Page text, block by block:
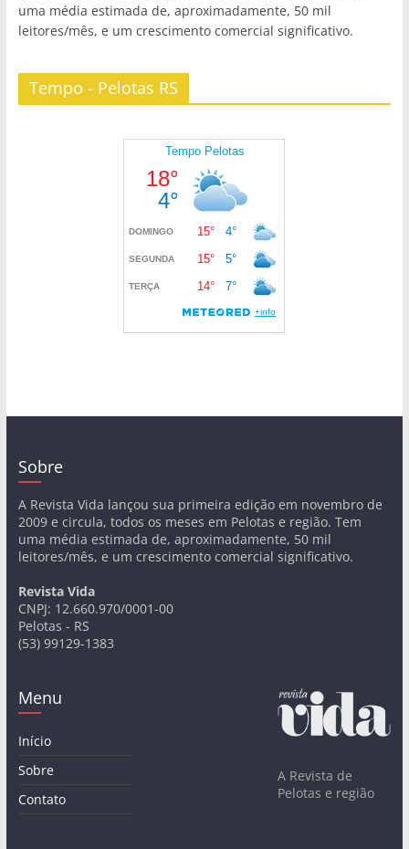
uma média estimada de, aproximadamente, 50 mil
leitores/mês, e um crescimento comercial significativo.
Tempo - Pelotas RS
Sobre
A Revista Vida lançou sua primeira edição em novembro de
2009 e circula, todos os meses em Pelotas e região. Tem
uma média estimada de, aproximadamente, 50 mil
leitores/mês, e um crescimento comercial significativo.
Revista Vida
CNPJ: 12.660.970/0001-00
Pelotas - RS
(53) 99129-1383
Menu
Início
Sobre
Contato
A Revista de
Pelotas e região